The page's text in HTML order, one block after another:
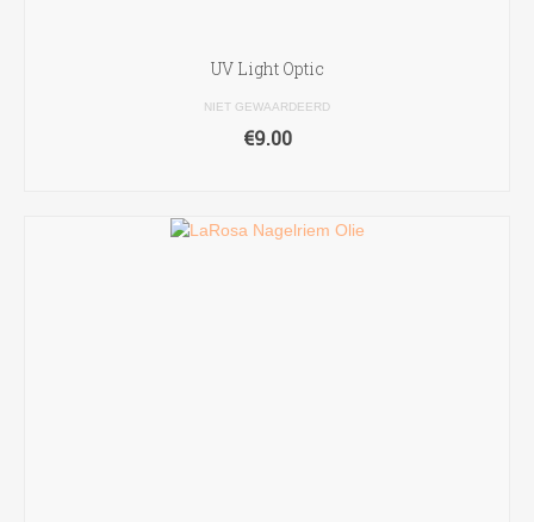
UV Light Optic
NIET GEWAARDEERD
€9.00